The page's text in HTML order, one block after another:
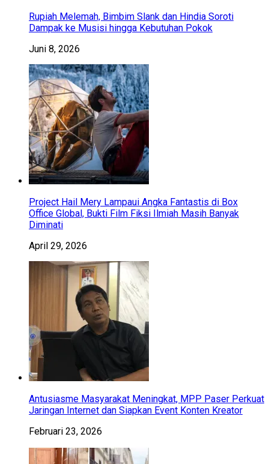
Rupiah Melemah, Bimbim Slank dan Hindia Soroti
Dampak ke Musisi hingga Kebutuhan Pokok
Juni 8, 2026
Project Hail Mery Lampaui Angka Fantastis di Box
Office Global, Bukti Film Fiksi Ilmiah Masih Banyak
Diminati
April 29, 2026
Antusiasme Masyarakat Meningkat, MPP Paser Perkuat
Jaringan Internet dan Siapkan Event Konten Kreator
Februari 23, 2026